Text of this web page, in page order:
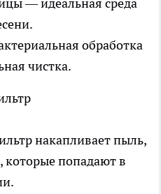
— идеальная среда
обработка
чистка.
накапливает пыль,
попадают в